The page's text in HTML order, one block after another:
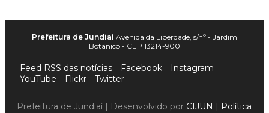
Prefeitura de Jundiaí Avenida da Liberdade, s/nº - Jardim
Botânico - CEP 13214-900
Feed RSS das notícias Facebook
Instagram
YouTube
Flickr Twitter
Prefeitura de Jundiaí | Desenvolvido por CIJUN | Política